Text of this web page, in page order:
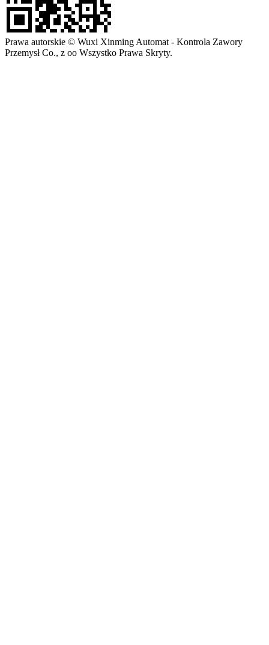
Prawa autorskie © Wuxi Xinming Automat - Kontrola Zawory
Przemysł Co., z oo Wszystko Prawa Skryty.